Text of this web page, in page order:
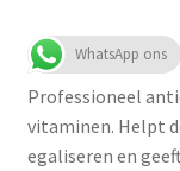
WhatsApp ons
Professioneel
vitaminen. Helpt
egaliseren en